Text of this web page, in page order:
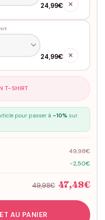
24,99€ ✕
24,99€ ✕
T-SHIRT
pour passer à -10% sur
49,98€
-2,50€
49,98€ 47,48€
AU PANIER